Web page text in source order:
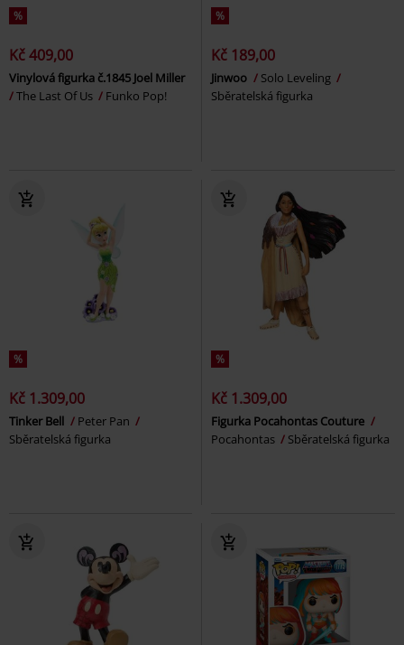
%
Kč 409,00
Vinylová figurka č.1845 Joel Miller
The Last Of Us
Funko Pop!
%
Kč 189,00
Jinwoo
Solo Leveling
Sběratelská figurka
%
Kč 1.309,00
Tinker Bell
Peter Pan
Sběratelská figurka
%
Kč 1.309,00
Figurka Pocahontas Couture
Pocahontas
Sběratelská figurka